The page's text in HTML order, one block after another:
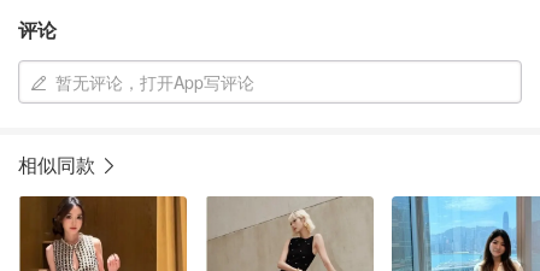
评论
暂无评论，打开App写评论
相似同款